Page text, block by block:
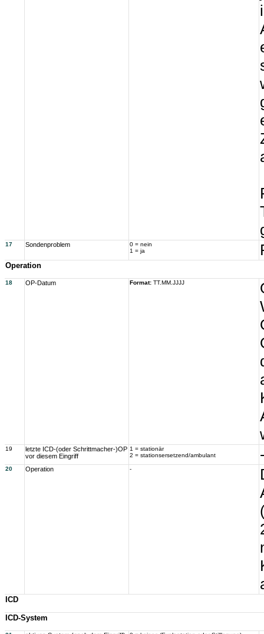
17 Sondenproblem
0 = nein
1 = ja
Operation
18 OP-Datum Format: TT.MM.JJJJ
19
letzte ICD-(oder Schrittmacher-)OP
vor diesem Eingriff
1 = stationär
2 = stationsersetzend/ambulant
20 Operation -
ICD
ICD-System